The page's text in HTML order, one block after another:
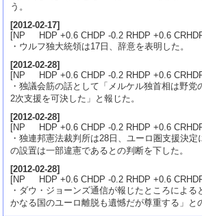
う。
[2012-02-17]
[NP HDP +0.6 CHDP -0.2 RHDP +0.6
・ウルフ独大統領は17日、辞意を表明した。
[2012-02-28]
[NP HDP +0.6 CHDP -0.2 RHDP +0.6
・独議会筋の話として「メルケル独首相は野
2次支援を可決した」と報じた。
[2012-02-28]
[NP HDP +0.6 CHDP -0.2 RHDP +0.6
・独連邦憲法裁判所は28日、ユーロ圏支援決
の設置は一部違憲であるとの判断を下した。
[2012-02-28]
[NP HDP +0.6 CHDP -0.2 RHDP +0.6
・ダウ・ジョーンズ通信が報じたところによ
かなる国のユーロ離脱も遺憾だが尊重する」と